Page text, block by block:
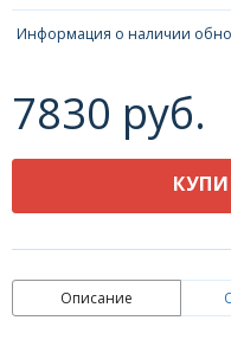
Информация о наличии
7830 руб.
Описание